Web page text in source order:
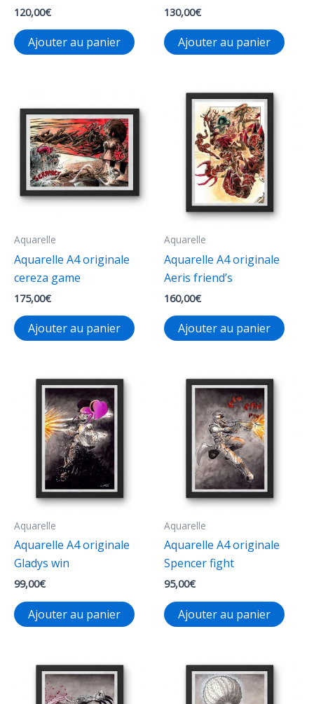
120,00€
Ajouter au panier
130,00€
Ajouter au panier
Aquarelle
Aquarelle A4 originale
cereza game
175,00€
Ajouter au panier
Aquarelle
Aquarelle A4 originale
Aeris friend’s
160,00€
Ajouter au panier
Aquarelle
Aquarelle A4 originale
Gladys win
99,00€
Ajouter au panier
Aquarelle
Aquarelle A4 originale
Spencer fight
95,00€
Ajouter au panier